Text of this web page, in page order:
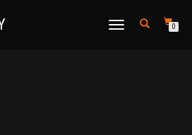
DÉPLIER LA NAVIGATION
0